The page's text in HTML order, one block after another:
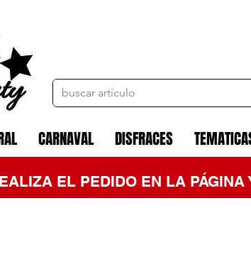
CARNAVAL DISFRACES
EL PEDIDO EN LA